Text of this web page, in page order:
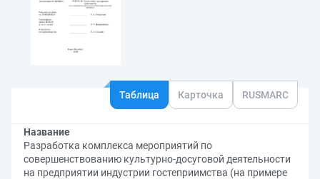
Таблица Карточка RUSMARC
Название
Разработка комплекса мероприятий по
совершенствованию культурно-досуговой деятельности
на предприятии индустрии гостеприимства (на примере